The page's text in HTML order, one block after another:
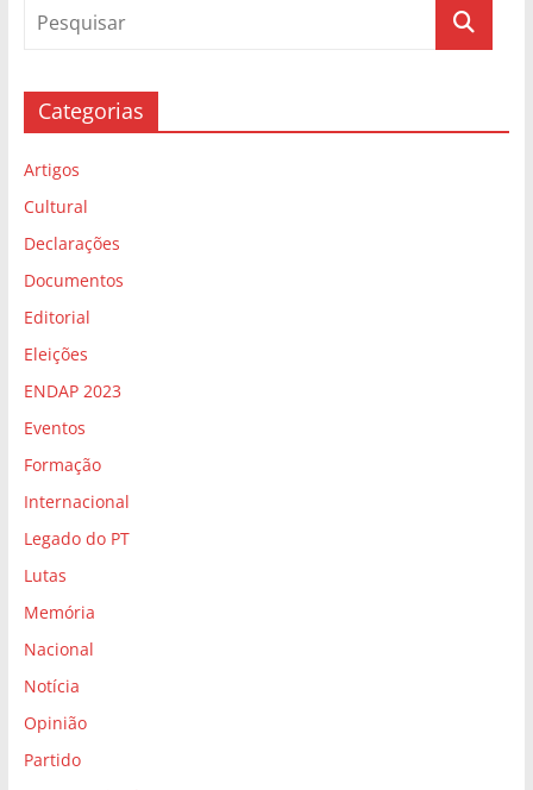
Categorias
Artigos
Cultural
Declarações
Documentos
Editorial
Eleições
ENDAP 2023
Eventos
Formação
Internacional
Legado do PT
Lutas
Memória
Nacional
Notícia
Opinião
Partido